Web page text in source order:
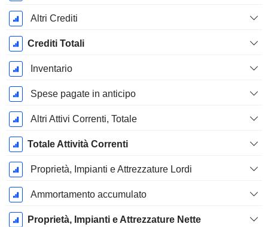
Altri Crediti
Crediti Totali
Inventario
Spese pagate in anticipo
Altri Attivi Correnti, Totale
Totale Attività Correnti
Proprietà, Impianti e Attrezzature Lordi
Ammortamento accumulato
Proprietà, Impianti e Attrezzature Nette